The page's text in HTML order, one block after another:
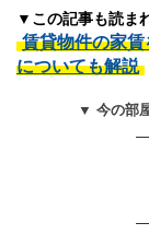
▼この記事も読ま
賃貸物件の家
についても解説
▼ 今の部